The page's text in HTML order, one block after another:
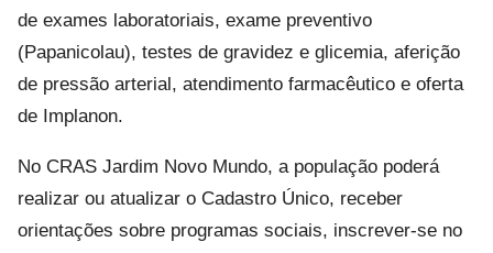
de exames laboratoriais, exame preventivo
(Papanicolau), testes de gravidez e glicemia, aferição
de pressão arterial, atendimento farmacêutico e oferta
de Implanon.
No CRAS Jardim Novo Mundo, a população poderá
realizar ou atualizar o Cadastro Único, receber
orientações sobre programas sociais, inscrever-se no